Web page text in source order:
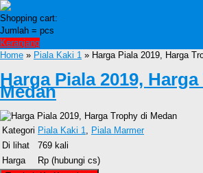
Shopping cart:
Jumlah = pcs
Keranjang
Home » Piala Kaki 1 » Harga Piala 2019, Harga
Harga Piala 2019,
Medan
Kategori Piala Kaki 1
Piala Marmer
Di lihat
769 kali
Harga
Rp (hubungi cs)